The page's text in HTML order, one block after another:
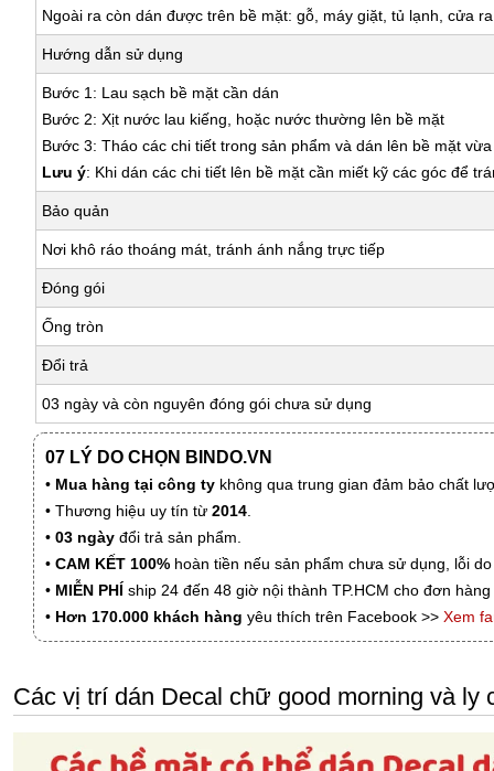
Ngoài ra còn dán được trên bề mặt: gỗ, máy giặt, tủ lạnh, cửa
Hướng dẫn sử dụng
Bước 1: Lau sạch bề mặt cần dán
Bước 2: Xịt nước lau kiếng, hoặc nước thường lên bề mặt
Bước 3: Tháo các chi tiết trong sản phẩm và dán lên bề mặt
Lưu ý: Khi dán các chi tiết lên bề mặt cần miết kỹ các góc để
Bảo quản
Nơi khô ráo thoáng mát, tránh ánh nắng trực tiếp
Đóng gói
Ống tròn
Đổi trả
03 ngày và còn nguyên đóng gói chưa sử dụng
07 LÝ DO CHỌN BINDO.VN
• Mua hàng tại công ty không qua trung gian đảm bảo chất
• Thương hiệu uy tín từ 2014.
• 03 ngày đổi trả sản phẩm.
• CAM KẾT 100% hoàn tiền nếu sản phẩm chưa sử dụng, lỗi
• MIỄN PHÍ ship 24 đến 48 giờ nội thành TP.HCM cho đơn
• Hơn 170.000 khách hàng yêu thích trên Facebook >> Xem
Các vị trí dán Decal chữ good morning và ly